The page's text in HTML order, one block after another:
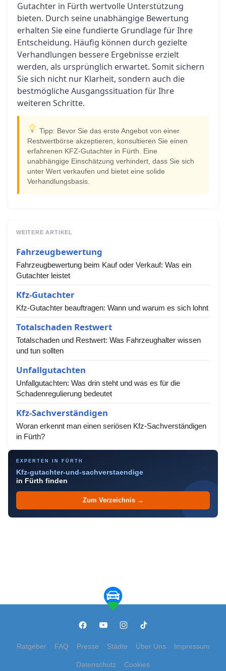
Gutachter in Fürth wertvolle Unterstützung
bieten. Durch seine unabhängige Bewertung
erhalten Sie eine fundierte Grundlage für Ihre
Entscheidung. Häufig können durch gezielte
Verhandlungen bessere Ergebnisse erzielt
werden, als ursprünglich erwartet. Somit sichern
Sie sich nicht nur Klarheit, sondern auch die
bestmögliche Ausgangssituation für Ihre
weiteren Schritte.
Tipp: Bevor Sie das erste Angebot von einer
Restwertbörse akzeptieren, konsultieren Sie einen
erfahrenen KFZ-Gutachter in Fürth. Eine
unabhängige Einschätzung verhindert, dass Sie sich
unter Wert verkaufen und bietet eine solide
Verhandlungsbasis.
WEITERE ARTIKEL
Fahrzeugbewertung
Fahrzeugbewertung beim Kauf oder Verkauf: Was ein
Gutachter leistet
Kfz-Gutachter
Kfz-Gutachter beauftragen: Wann und warum es sich lohnt
Totalschaden Restwert
Totalschaden und Restwert: Was Fahrzeughalter wissen
und tun sollten
Unfallgutachten
Unfallgutachten: Was drin steht und was es für die
Schadenregulierung bedeutet
Kfz-Sachverständigen
Woran erkennt man einen seriösen Kfz-Sachverständigen
in Fürth?
EXPERTEN IN FÜRTH
Kfz-gutachter-und-sachverstaendige
in Fürth finden
Zum Verzeichnis →
Ratgeber FAQ Presse Städte Über Uns Impressum
Datenschutz Cookies